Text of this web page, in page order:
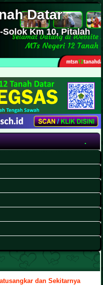
Datar
Km 10, Pitalah
dan Sekitarnya